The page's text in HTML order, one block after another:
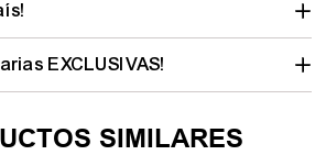
EXCLUSIVAS!
SIMILARES